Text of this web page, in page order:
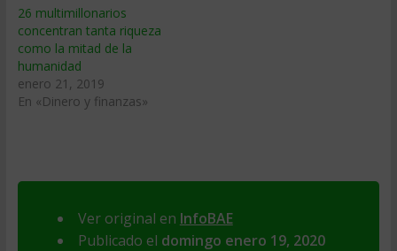
26 multimillonarios
concentran tanta riqueza
como la mitad de la
humanidad
enero 21, 2019
En «Dinero y finanzas»
Ver original en InfoBAE
Publicado el domingo enero 19, 2020